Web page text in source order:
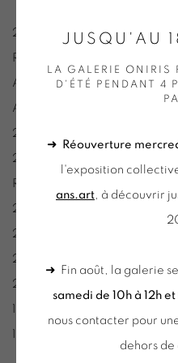
2013: Récits Japonais,
Rennes
Art Karlsruhe, stand Oniris
Art Paris, Grand-Palais, stand
2010 : Art Paris, Grand Palais,
2009 : « Série 14 »
Rennes
2005 : Rencontres
2004 : Festival de la
2003 : Art Brussels, Bruxelles,
2001: Art Basel, Bâle, Suisse
JUSQU'AU
LA GALERIE ONIRIS
D'ÉTÉ PENDANT 4
➜ Réouverture
l'exposition
ans.art, à découvrir
➜ Fin août, la galerie
samedi de 10h à 12h et
nous contacter pour
dehors de